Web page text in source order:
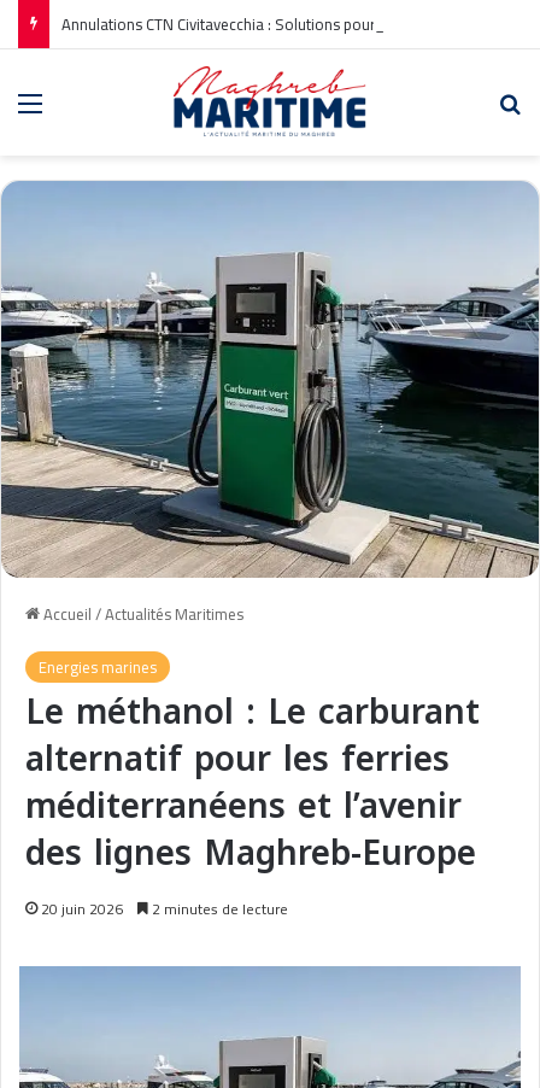
Annulations CTN Civitavecchia : Solutions pour les Voyageurs
Accueil/Actualités Maritimes
Energies marines
Le méthanol : Le carburant
alternatif pour les ferries
méditerranéens et l’avenir
des lignes Maghreb-Europe
20 juin 2026 2 minutes de lecture